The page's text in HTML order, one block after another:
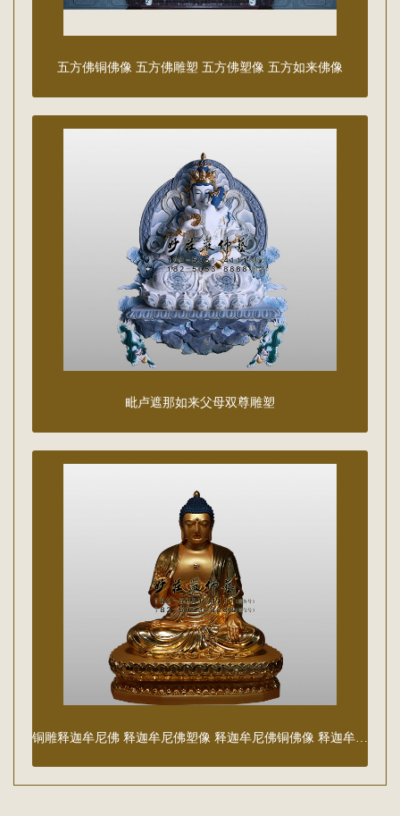
五方佛铜佛像 五方佛雕塑 五方佛塑像 五方如来佛像
毗卢遮那如来父母双尊​雕塑